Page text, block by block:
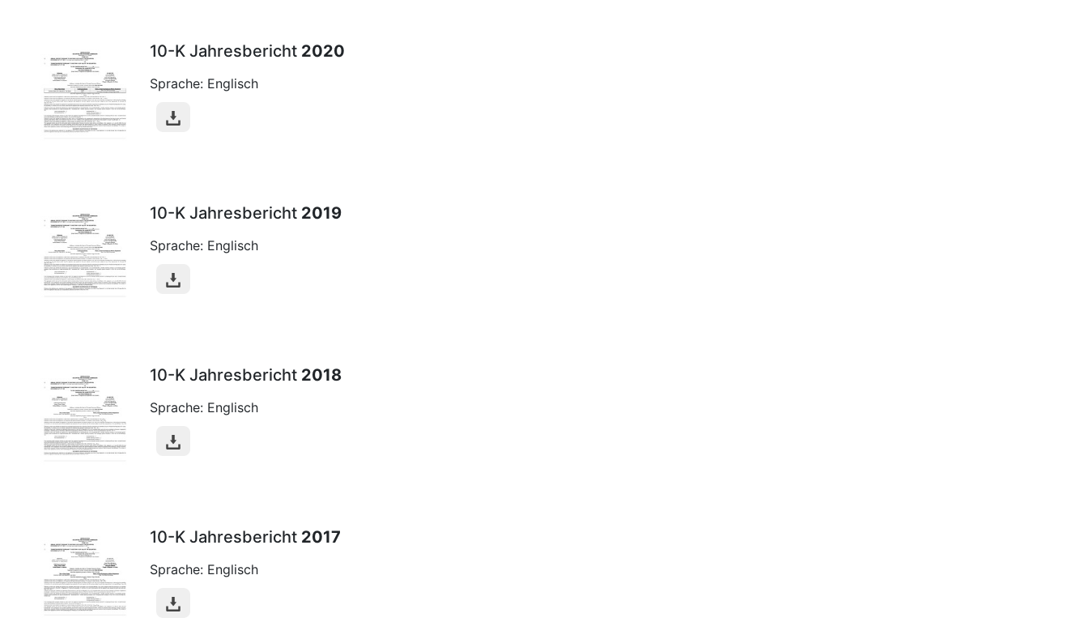
10-K Jahresbericht 2020
Sprache: Englisch
10-K Jahresbericht 2019
Sprache: Englisch
10-K Jahresbericht 2018
Sprache: Englisch
10-K Jahresbericht 2017
Sprache: Englisch